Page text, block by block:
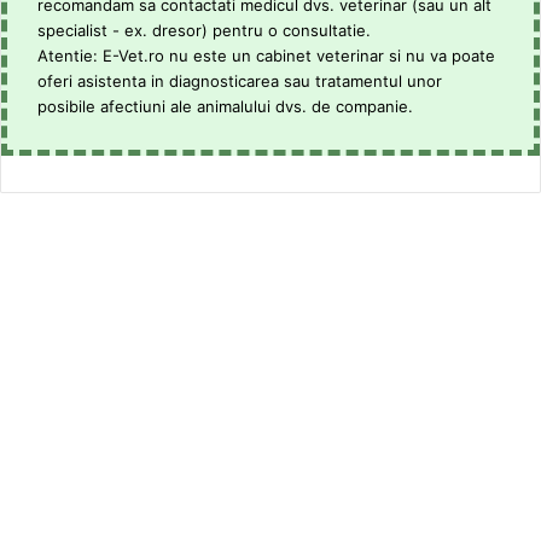
recomandam sa contactati medicul dvs. veterinar (sau un alt
specialist - ex. dresor) pentru o consultatie.
Atentie: E-Vet.ro nu este un cabinet veterinar si nu va poate
oferi asistenta in diagnosticarea sau tratamentul unor
posibile afectiuni ale animalului dvs. de companie.